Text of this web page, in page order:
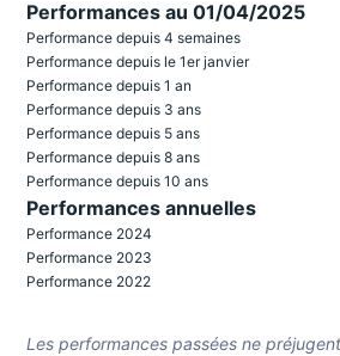
Performances au 01/04/2025
Performance depuis 4 semaines
Performance depuis le 1er janvier
Performance depuis 1 an
Performance depuis 3 ans
Performance depuis 5 ans
Performance depuis 8 ans
Performance depuis 10 ans
Performances annuelles
Performance 2024
Performance 2023
Performance 2022
Les performances passées ne